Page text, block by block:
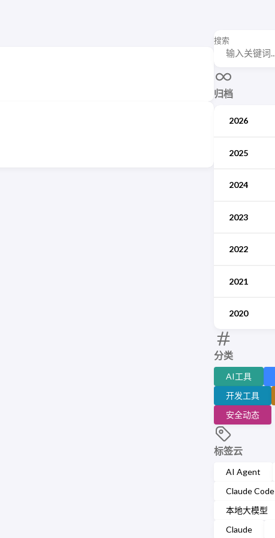
搜索
归档
2026
2025
2024
2023
2022
2021
2020
分类
AI工具
开发工具
安全动态
标签云
AI Agent
Claude Code
本地大模型
Claude